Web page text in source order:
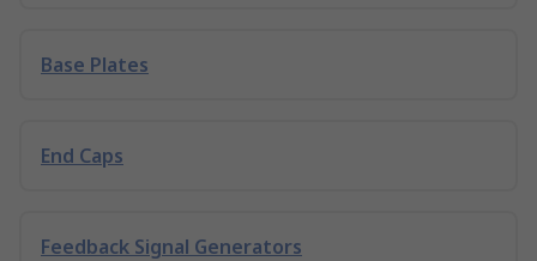
Base Plates
End Caps
Feedback Signal Generators